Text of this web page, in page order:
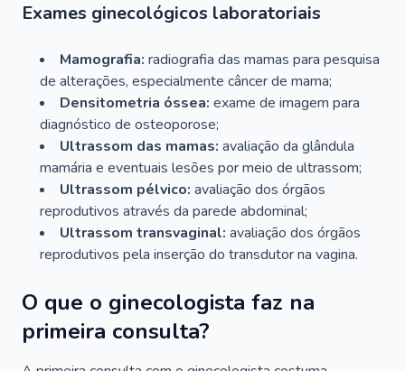
Exames ginecológicos laboratoriais
Mamografia: radiografia das mamas para pesquisa
de alterações, especialmente câncer de mama;
Densitometria óssea: exame de imagem para
diagnóstico de osteoporose;
Ultrassom das mamas: avaliação da glândula
mamária e eventuais lesões por meio de ultrassom;
Ultrassom pélvico: avaliação dos órgãos
reprodutivos através da parede abdominal;
Ultrassom transvaginal: avaliação dos órgãos
reprodutivos pela inserção do transdutor na vagina.
O que o ginecologista faz na
primeira consulta?